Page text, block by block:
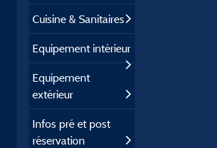
Cuisine & Sanitaires
Equipement intérieur
Equipement
extérieur
Infos pré et post
réservation